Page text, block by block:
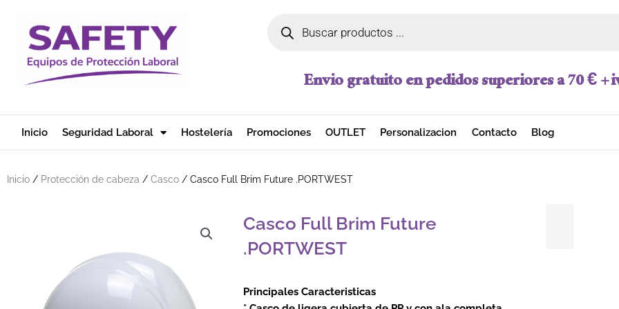
Envio gratuito en pedidos superiores a 70 € +
Inicio Seguridad Laboral Hostelería Promociones OUTLET Personalizacion Contacto Blog
Inicio / Protección de cabeza / Casco / Casco Full Brim Future .PORTWEST
Casco Full Brim Future
.PORTWEST
Principales Caracteristicas